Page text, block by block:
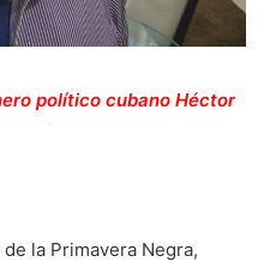
político cubano Héctor
la Primavera Negra,